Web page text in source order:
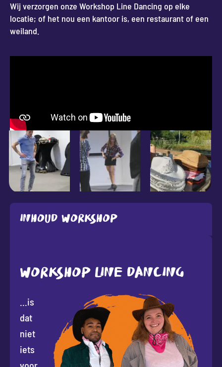
Wij verzorgen onze Workshop Line Dancing op elke
locatie; of het nou een kantoor is, een restaurant of een
weiland.
Inhoud workshop
WORKSHOP LINE DANCING
…is
dat
niet
iets